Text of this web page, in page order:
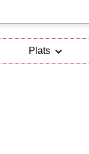
Plats